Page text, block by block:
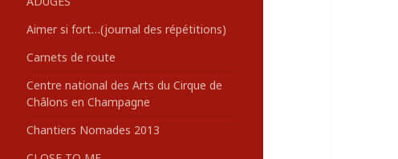
:Aimer si fort…(journal des répétitions)
Carnets de route
Centre national des Arts du Cirque de
Châlons en Champagne
Chantiers Nomades 2013